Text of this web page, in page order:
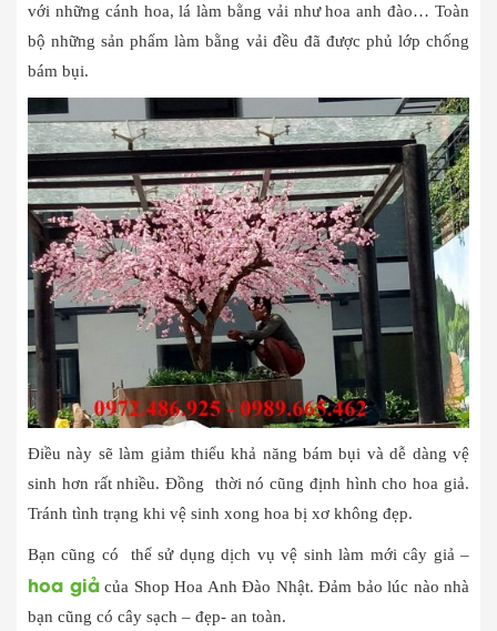
với những cánh hoa, lá làm bằng vải như hoa anh đào… Toàn
bộ những sản phẩm làm bằng vải đều đã được phủ lớp chống
bám bụi.
Điều này sẽ làm giảm thiểu khả năng bám bụi và dễ dàng vệ
sinh hơn rất nhiều. Đồng thời nó cũng định hình cho hoa giả.
Tránh tình trạng khi vệ sinh xong hoa bị xơ không đẹp.
Bạn cũng có thể sử dụng dịch vụ vệ sinh làm mới cây giả –
hoa giảcủa Shop Hoa Anh Đào Nhật. Đảm bảo lúc nào nhà
bạn cũng có cây sạch – đẹp- an toàn.